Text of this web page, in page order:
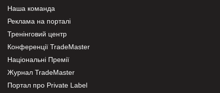
Наша команда
Реклама на порталі
Тренінговий центр
Конференції TradeMaster
Національні Премії
Журнал TradeMaster
Портал про Private Label